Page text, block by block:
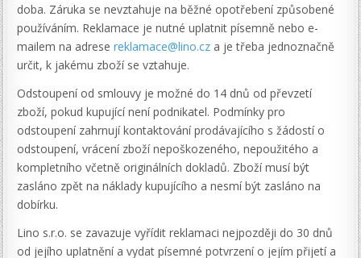
doba. Záruka se nevztahuje na běžné opotřebení způsobené
používáním. Reklamace je nutné uplatnit písemně nebo e-
mailem na adresereklamace@lino.cz a je třeba jednoznačně
určit, k jakému zboží se vztahuje.
Odstoupení od smlouvy je možné do 14 dnů od převzetí
zboží, pokud kupující není podnikatel. Podmínky pro
odstoupení zahrnují kontaktování prodávajícího s žádostí o
odstoupení, vrácení zboží nepoškozeného, nepoužitého a
kompletního včetně originálních dokladů. Zboží musí být
zasláno zpět na náklady kupujícího a nesmí být zasláno na
dobírku.
Lino s.r.o. se zavazuje vyřídit reklamaci nejpozději do 30 dnů
od jejího uplatnění a vydat písemné potvrzení o jejím přijetí a